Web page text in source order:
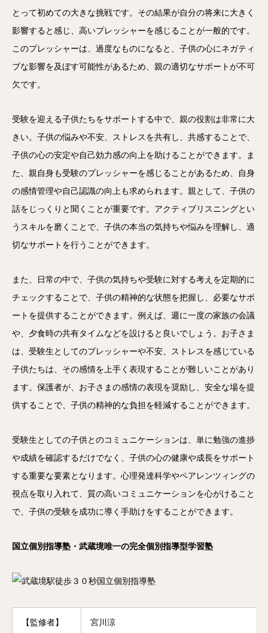
とって初めての大きな挑戦です。その結果が自分の将来に大きく
影響すると感じ、高いプレッシャーを感じることが一般的です。
このプレッシャーは、過度なものになると、子供の心にネガティ
ブな影響を及ぼす可能性があるため、親の適切なサポートが不可
欠です。
受験を迎える子供たちをサポートする中で、親の役割は非常に大
きい。子供の悩みや不安、ストレスを共有し、共感することで、
子供の心の安定や自己効力感の向上を助けることができます。ま
た、親自身も受験のプレッシャーを感じることがあるため、自身
の感情管理や自己認識の向上も求められます。親として、子供の
話をじっくりと聞くことが重要です。アクティブリスニングとい
うスキルを磨くことで、子供の本当の気持ちや悩みを理解し、適
切なサポートを行うことができます。
また、日常の中で、子供の気持ちや受験に対する考えを定期的に
チェックすることで、子供の精神的な状態を把握し、必要なサポ
ートを提供することができます。例えば、週に一度の家族の会議
や、夕食時の共有タイムなどを設けると良いでしょう。お子さま
は、受験生としてのプレッシャーや不安、ストレスを感じている
子供たちは、その感情を上手く表現することが難しいことがあり
ます。保護者が、お子さまの感情の表現を奨励し、安全な場を提
供することで、子供の精神的な負担を軽減することができます。
受験生としての子供とのコミュニケーションは、単に勉強の進捗
や成績を確認するだけでなく、子供の心の健康や成長をサポート
する重要な要素となります。心理発達科学やペアレンツィングの
視点を取り入れて、質の高いコミュニケーションを心がけること
で、子供の受験を成功に導く手助けをすることができます。
国立個別指導塾・武蔵境唯一の完全個別指導型学習塾
【監修者】 宮川涼